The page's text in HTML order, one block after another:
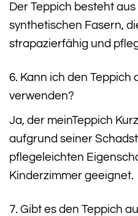
Der Teppich besteht
synthetischen Fasern,
strapazierfähig und
6. Kann ich den Teppich
verwenden?
Ja, der meinTeppich
aufgrund seiner
pflegeleichten
Kinderzimmer geeignet.
7. Gibt es den Teppich